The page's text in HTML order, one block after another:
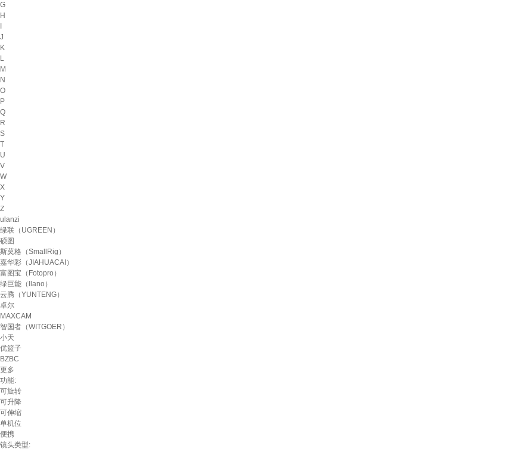
G
H
J
K
L
M
N
O
P
Q
R
S
T
U
V
W
X
Y
Z
ulanzi
绿联（UGREEN）
硕图
斯莫格（SmallRig）
嘉华彩（JIAHUACAI）
富图宝（Fotopro）
绿巨能（llano）
云腾（YUNTENG）
卓尔
MAXCAM
智国者（WITGOER）
小天
优篮子
BZBC
更多
功能:
可旋转
可升降
可伸缩
单机位
便携
镜头类型: